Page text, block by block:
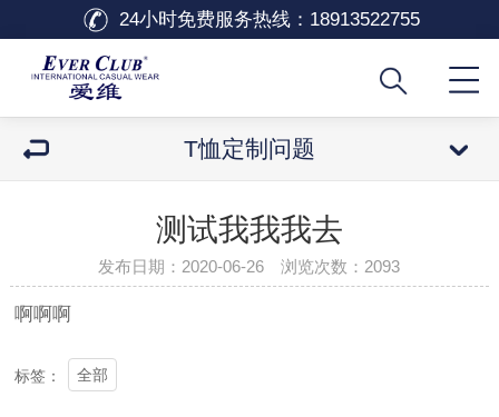
24小时免费服务热线： 18913522755
T恤定制问题
测试我我我去
发布日期：2020-06-26 浏览次数： 2093
啊啊啊
标签： 全部